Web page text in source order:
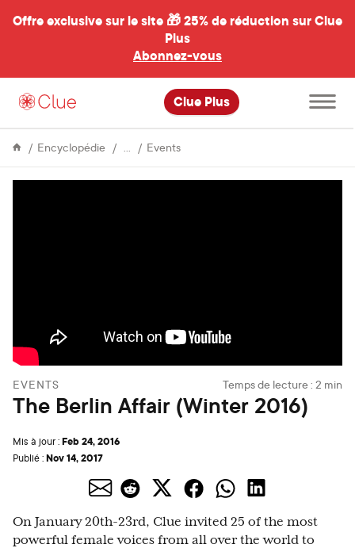
Offre exclusive sur le site 🎁25% de réduction sur Clue
Plus
Abonnez-vous
Clue Plus
Ouvrir
le
menu
Encyclopédie
AboutEventsThe
EVENTS Temps de lecture : 2 min
The Berlin Affair (Winter 2016)
Mis à jour :Feb 24, 2016
Publié :Nov 14, 2017
On January 20th-23rd, Clue invited 25 of the most
powerful female voices from all over the world to